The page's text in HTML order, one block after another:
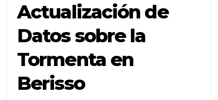
Actualización de
Datos sobre la
Tormenta en
Berisso